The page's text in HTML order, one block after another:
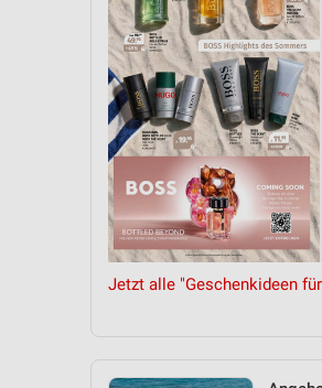
Jetzt alle "Geschenkideen